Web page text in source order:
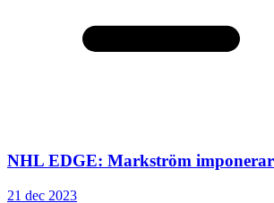
NHL EDGE: Markström imponerar
21 dec 2023